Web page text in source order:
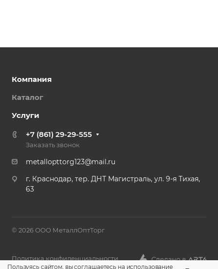
Компания
Каталог
Услуги
+7 (861) 29-29-555
Заказать звонок
metallopttorg123@mail.ru
г. Краснодар, тер. ДНТ Магистраль, ул. 9-я Тихая,
63
© 2026 ООО МеталлОптТорг
Политика конфиденциальности
Пользуясь сайтом, вы соглашаетесь на использование